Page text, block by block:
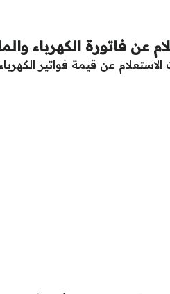
عن فاتورة الكهرباء
عن قيمة فواتير